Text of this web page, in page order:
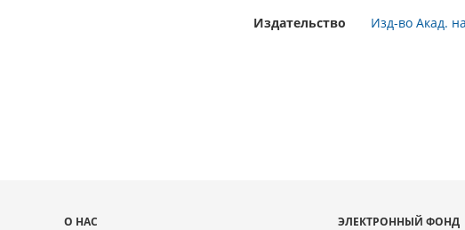
Издательство
Изд-во Акад.
О НАС ЭЛЕКТРОННЫЙ ФОНД